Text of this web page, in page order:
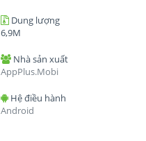
Dung lượng
6,9M
Nhà sản xuất
AppPlus.Mobi
Hệ điều hành
Android